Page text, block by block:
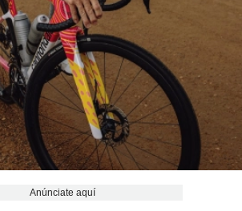
Anúnciate aquí